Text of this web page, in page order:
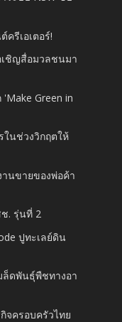
ครีเอเตอร์!
เชิญสื่อมวลชนมา
Green in
นช่วงวิกฤตให้
นขายของพ่อค้า
. รุ่นที่ 2
ปูทะเลย์ดิน
ล็ดพันธุ์พืชทางอา
จครอบครัวไทย